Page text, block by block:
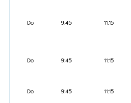
Do 9:45 11:15
Do 9:45 11:15
Do 9:45 11:15